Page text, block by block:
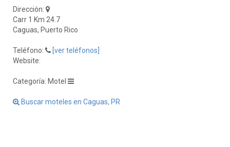
Dirección:
Carr 1 Km 24.7
Caguas, Puerto Rico
Teléfono:
[ver teléfonos]
Website:
Categoría: Motel
Buscar moteles en Caguas, PR